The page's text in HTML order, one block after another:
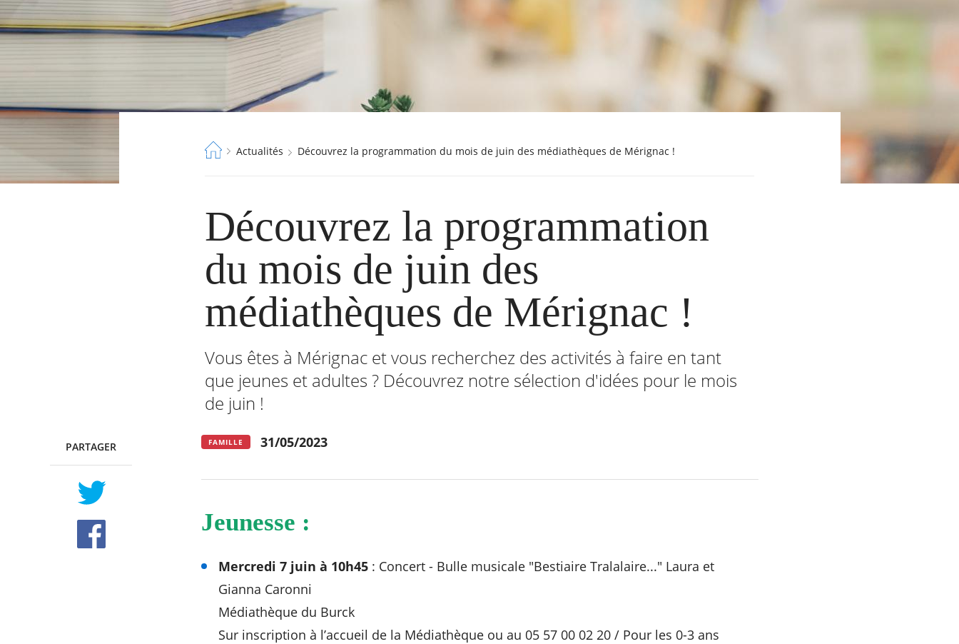
Fil
Actualités Découvrez la programmation du mois de juin des médiathèques de Mérignac !
Découvrez la programmation
du mois de juin des
médiathèques de Mérignac !
Vous êtes à Mérignac et vous recherchez des activités à faire en tant
que jeunes et adultes ? Découvrez notre sélection d'idées pour le mois
de juin !
PARTAGER
TWITTER
FACEBOOK
FAMILLE 31/05/2023
Jeunesse :
Mercredi 7 juin à 10h45: Concert - Bulle musicale "Bestiaire Tralalaire..." Laura et
Gianna Caronni
Médiathèque du Burck
Sur inscription à l’accueil de la Médiathèque ou au 05 57 00 02 20 / Pour les 0-3 ans